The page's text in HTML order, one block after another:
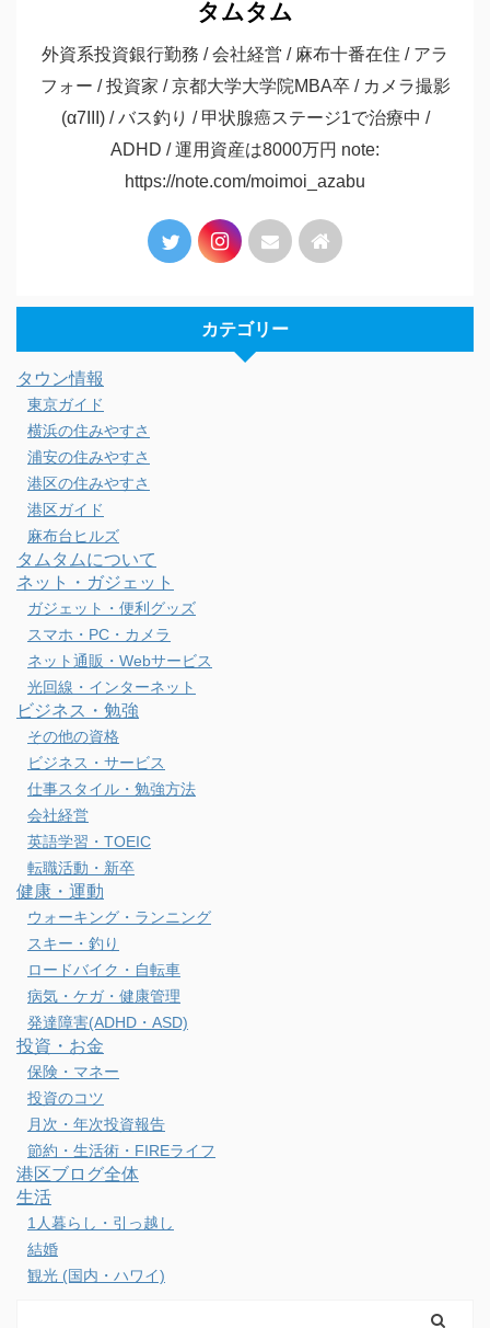
タムタム
外資系投資銀行勤務 / 会社経営 / 麻布十番在住 / アラ
フォー / 投資家 / 京都大学大学院MBA卒 / カメラ撮影
(α7III) / バス釣り / 甲状腺癌ステージ1で治療中 /
ADHD / 運用資産は8000万円 note:
https://note.com/moimoi_azabu
カテゴリー
タウン情報
東京ガイド
横浜の住みやすさ
浦安の住みやすさ
港区の住みやすさ
港区ガイド
麻布台ヒルズ
タムタムについて
ネット・ガジェット
ガジェット・便利グッズ
スマホ・PC・カメラ
ネット通販・Webサービス
光回線・インターネット
ビジネス・勉強
その他の資格
ビジネス・サービス
仕事スタイル・勉強方法
会社経営
英語学習・TOEIC
転職活動・新卒
健康・運動
ウォーキング・ランニング
スキー・釣り
ロードバイク・自転車
病気・ケガ・健康管理
発達障害(ADHD・ASD)
投資・お金
保険・マネー
投資のコツ
月次・年次投資報告
節約・生活術・FIREライフ
港区ブログ全体
生活
1人暮らし・引っ越し
結婚
観光 (国内・ハワイ)